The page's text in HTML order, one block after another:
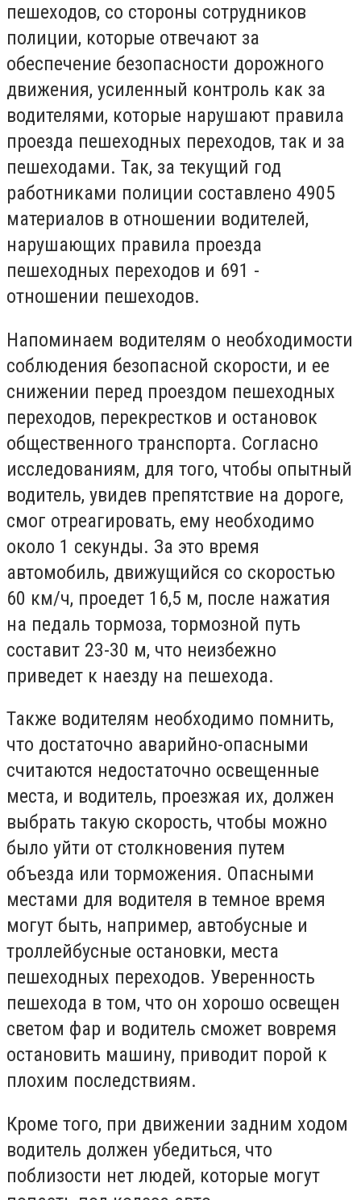
пешеходов, со стороны сотрудников
полиции, которые отвечают за
обеспечение безопасности дорожного
движения, усиленный контроль как за
водителями, которые нарушают правила
проезда пешеходных переходов, так и за
пешеходами. Так, за текущий год
работниками полиции составлено 4905
материалов в отношении водителей,
нарушающих правила проезда
пешеходных переходов и 691 -
отношении пешеходов.
Напоминаем водителям о необходимости
соблюдения безопасной скорости, и ее
снижении перед проездом пешеходных
переходов, перекрестков и остановок
общественного транспорта. Согласно
исследованиям, для того, чтобы опытный
водитель, увидев препятствие на дороге,
смог отреагировать, ему необходимо
около 1 секунды. За это время
автомобиль, движущийся со скоростью
60 км/ч, проедет 16,5 м, после нажатия
на педаль тормоза, тормозной путь
составит 23-30 м, что неизбежно
приведет к наезду на пешехода.
Также водителям необходимо помнить,
что достаточно аварийно-опасными
считаются недостаточно освещенные
места, и водитель, проезжая их, должен
выбрать такую ​​скорость, чтобы можно
было уйти от столкновения путем
объезда или торможения. Опасными
местами для водителя в темное время
могут быть, например, автобусные и
троллейбусные остановки, места
пешеходных переходов. Уверенность
пешехода в том, что он хорошо освещен
светом фар и водитель сможет вовремя
остановить машину, приводит порой к
плохим последствиям.
Кроме того, при движении задним ходом
водитель должен убедиться, что
поблизости нет людей, которые могут